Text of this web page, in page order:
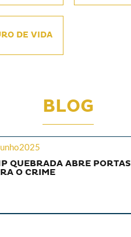
DE VIDA
BLOG
QUEBRADA ABRE PORTAS
O CRIME